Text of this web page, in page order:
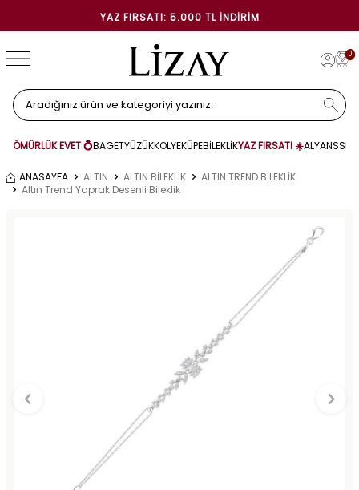
YAZ FIRSATI: 5.000 TL İNDIRIM
0
ÖMÜRLÜK EVET 💍BAGETYÜZÜKKOLYEKÜPEBİLEKLİKYAZ FIRSATI ☀️ALYANS
ANASAYFA ALTIN ALTIN BİLEKLİK
ALTIN TREND BİLEKLİK
Altın Trend Yaprak Desenli Bileklik